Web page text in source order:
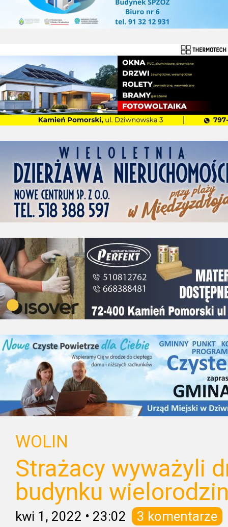
WOLIN
Strażacy wyważyli
budynku
kwi 1, 2022 • 23:02 3 komentarze